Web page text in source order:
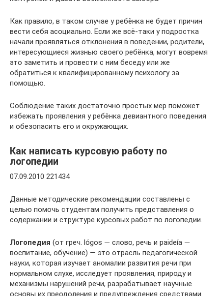
Как правило, в таком случае у ребёнка не будет причин
вести себя асоциально. Если же всё-таки у подростка
начали проявляться отклонения в поведении, родители,
интересующиеся жизнью своего ребёнка, могут вовремя
это заметить и провести с ним беседу или же
обратиться к квалифицированному психологу за
помощью.
Соблюдение таких достаточно простых мер поможет
избежать проявления у ребёнка девиантного поведения
и обезопасить его и окружающих.
Как написать курсовую работу по
логопедии
07.09.2010 221434
Данные методические рекомендации составлены с
целью помочь студентам получить представления о
содержании и структуре курсовых работ по логопедии.
Логопедия (от греч. lógos — слово, речь и paideía —
воспитание, обучение) — это отрасль педагогической
науки, которая изучает аномалии развития речи при
нормальном слухе, исследует проявления, природу и
механизмы нарушений речи, разрабатывает научные
основы их преодоления и предупреждения средствами